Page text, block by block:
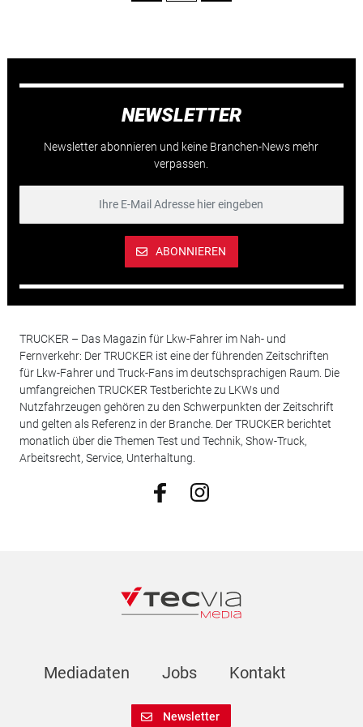
NEWSLETTER
Newsletter abonnieren und keine Branchen-News mehr
verpassen.
ABONNIEREN
TRUCKER – Das Magazin für Lkw-Fahrer im Nah- und
Fernverkehr: Der TRUCKER ist eine der führenden Zeitschriften
für Lkw-Fahrer und Truck-Fans im deutschsprachigen Raum. Die
umfangreichen TRUCKER Testberichte zu LKWs und
Nutzfahrzeugen gehören zu den Schwerpunkten der Zeitschrift
und gelten als Referenz in der Branche. Der TRUCKER berichtet
monatlich über die Themen Test und Technik, Show-Truck,
Arbeitsrecht, Service, Unterhaltung.
Mediadaten Jobs Kontakt
Newsletter